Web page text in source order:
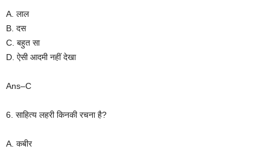
A. लाल
B. दस
C. बहुत सा
D. ऐसी आदमी नहीं देखा
Ans–C
6. साहित्य लहरी किनकी रचना है?
A. कबीर